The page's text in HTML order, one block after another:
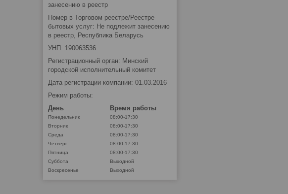
занесению в реестр
Номер в Торговом реестре/Реестре
бытовых услуг: Не подлежит занесению
в реестр, Республика Беларусь
УНП: 190063536
Регистрационный орган: Минский
городской исполнительный комитет
Дата регистрации компании: 01.03.2016
Режим работы:
День
Время работы
Понедельник
08:00-17:30
Вторник
08:00-17:30
Среда
08:00-17:30
Четверг
08:00-17:30
Пятница
08:00-17:30
Суббота
Выходной
Воскресенье
Выходной